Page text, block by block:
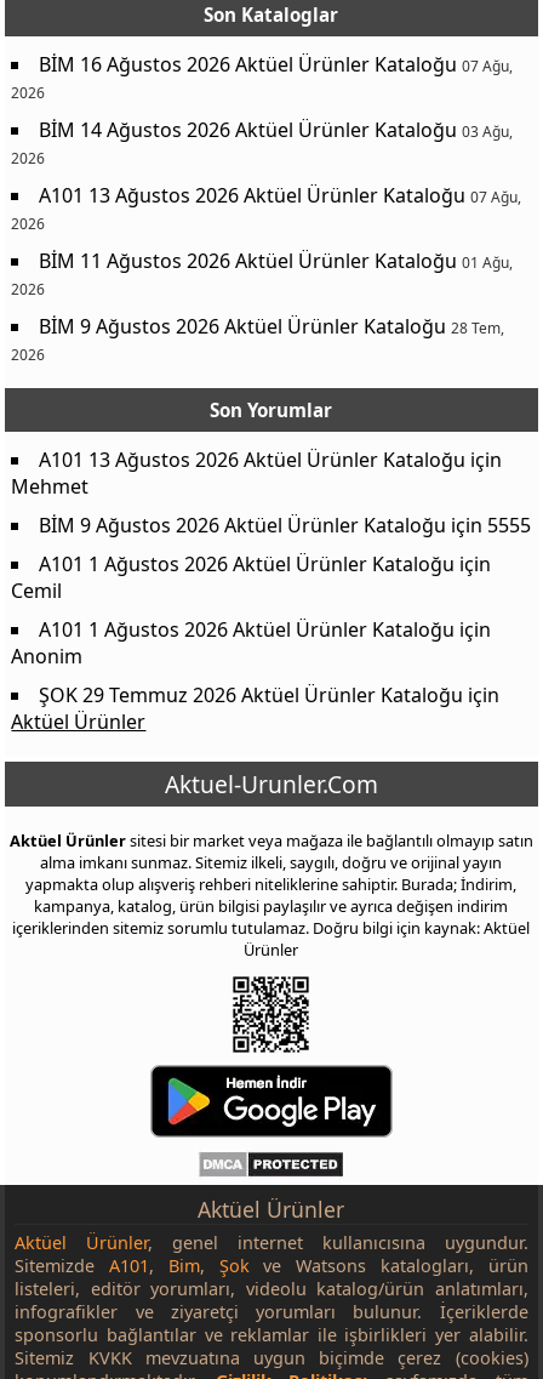
Son Kataloglar
BİM 16 Ağustos 2026 Aktüel Ürünler Kataloğu 07 Ağu,
2026
BİM 14 Ağustos 2026 Aktüel Ürünler Kataloğu 03 Ağu,
2026
A101 13 Ağustos 2026 Aktüel Ürünler Kataloğu 07 Ağu,
2026
BİM 11 Ağustos 2026 Aktüel Ürünler Kataloğu 01 Ağu,
2026
BİM 9 Ağustos 2026 Aktüel Ürünler Kataloğu 28 Tem,
2026
Son Yorumlar
A101 13 Ağustos 2026 Aktüel Ürünler Kataloğu için
Mehmet
BİM 9 Ağustos 2026 Aktüel Ürünler Kataloğu için 5555
A101 1 Ağustos 2026 Aktüel Ürünler Kataloğu için
Cemil
A101 1 Ağustos 2026 Aktüel Ürünler Kataloğu için
Anonim
ŞOK 29 Temmuz 2026 Aktüel Ürünler Kataloğu için
Aktüel Ürünler
Aktuel-Urunler.Com
Aktüel Ürünlersitesi bir market veya mağaza ile bağlantılı olmayıp satın
alma imkanı sunmaz. Sitemiz ilkeli, saygılı, doğru ve orijinal yayın
yapmakta olup alışveriş rehberi niteliklerine sahiptir. Burada; İndirim,
kampanya, katalog, ürün bilgisi paylaşılır ve ayrıca değişen indirim
içeriklerinden sitemiz sorumlu tutulamaz. Doğru bilgi için kaynak: Aktüel
Ürünler
Aktüel Ürünler
Aktüel Ürünler, genel internet kullanıcısına uygundur.
SitemizdeA101, Bim, Şok ve Watsons katalogları, ürün
listeleri, editör yorumları, videolu katalog/ürün anlatımları,
infografikler ve ziyaretçi yorumları bulunur. İçeriklerde
sponsorlu bağlantılar ve reklamlar ile işbirlikleri yer alabilir.
Sitemiz KVKK mevzuatına uygun biçimde çerez (cookies)